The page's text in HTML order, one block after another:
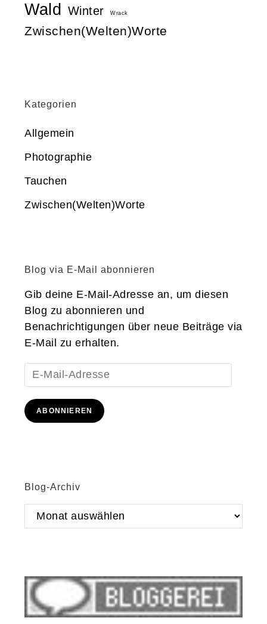
Wald Winter Wrack
Zwischen(Welten)Worte
Kategorien
Allgemein
Photographie
Tauchen
Zwischen(Welten)Worte
Blog via E-Mail abonnieren
Gib deine E-Mail-Adresse an, um diesen
Blog zu abonnieren und
Benachrichtigungen über neue Beiträge via
E-Mail zu erhalten.
E-
Mail-
Adresse
ABONNIEREN
Blog-Archiv
Blog-
Archiv